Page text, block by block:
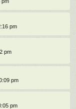
pm
pm
pm
pm